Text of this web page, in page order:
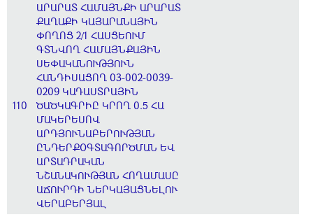
110
ԱՐԱՐԱՏ ՀԱՄԱՅՆՔԻ ԱՐԱՐԱՏ
ՔԱՂԱՔԻ ԿԱՅԱՐԱՆԱՅԻՆ
ՓՈՂՈՑ 2/1 ՀԱՍՑԵՈՒՄ
ԳՏՆՎՈՂ ՀԱՄԱՅՆՔԱՅԻՆ
ՍԵՓԱԿԱՆՈՒԹՅՈՒՆ
ՀԱՆԴԻՍԱՑՈՂ 03-002-0039-
0209 ԿԱԴԱՍՏՐԱՅԻՆ
ԾԱԾԿԱԳՐԻԸ ԿՐՈՂ 0.5 ՀԱ
ՄԱԿԵՐԵՍՈՎ
ԱՐԴՅՈՒՆԱԲԵՐՈՒԹՅԱՆ
ԸՆԴԵՐՔՕԳՏԱԳՈՐԾՄԱՆ ԵՎ
ԱՐՏԱԴՐԱԿԱՆ
ՆՇԱՆԱԿՈՒԹՅԱՆ ՀՈՂԱՄԱՍԸ
ԱՃՈՒՐԴԻ ՆԵՐԿԱՅԱՑՆԵԼՈՒ
ՎԵՐԱԲԵՐՅԱԼ